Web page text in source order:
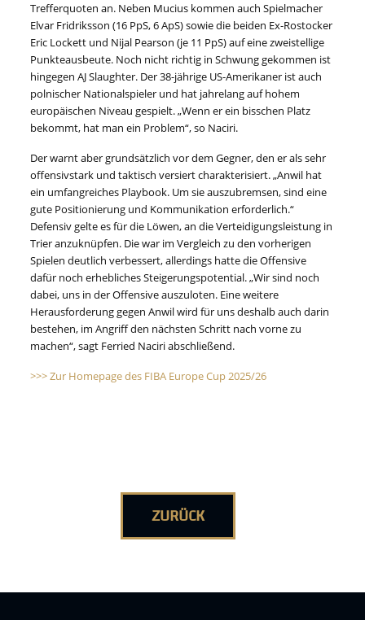
Trefferquoten an. Neben Mucius kommen auch Spielmacher
Elvar Fridriksson (16 PpS, 6 ApS) sowie die beiden Ex-Rostocker
Eric Lockett und Nijal Pearson (je 11 PpS) auf eine zweistellige
Punkteausbeute. Noch nicht richtig in Schwung gekommen ist
hingegen AJ Slaughter. Der 38-jährige US-Amerikaner ist auch
polnischer Nationalspieler und hat jahrelang auf hohem
europäischen Niveau gespielt. „Wenn er ein bisschen Platz
bekommt, hat man ein Problem“, so Naciri.
Der warnt aber grundsätzlich vor dem Gegner, den er als sehr
offensivstark und taktisch versiert charakterisiert. „Anwil hat
ein umfangreiches Playbook. Um sie auszubremsen, sind eine
gute Positionierung und Kommunikation erforderlich.“
Defensiv gelte es für die Löwen, an die Verteidigungsleistung in
Trier anzuknüpfen. Die war im Vergleich zu den vorherigen
Spielen deutlich verbessert, allerdings hatte die Offensive
dafür noch erhebliches Steigerungspotential. „Wir sind noch
dabei, uns in der Offensive auszuloten. Eine weitere
Herausforderung gegen Anwil wird für uns deshalb auch darin
bestehen, im Angriff den nächsten Schritt nach vorne zu
machen“, sagt Ferried Naciri abschließend.
>>> Zur Homepage des FIBA Europe Cup 2025/26
ZURÜCK